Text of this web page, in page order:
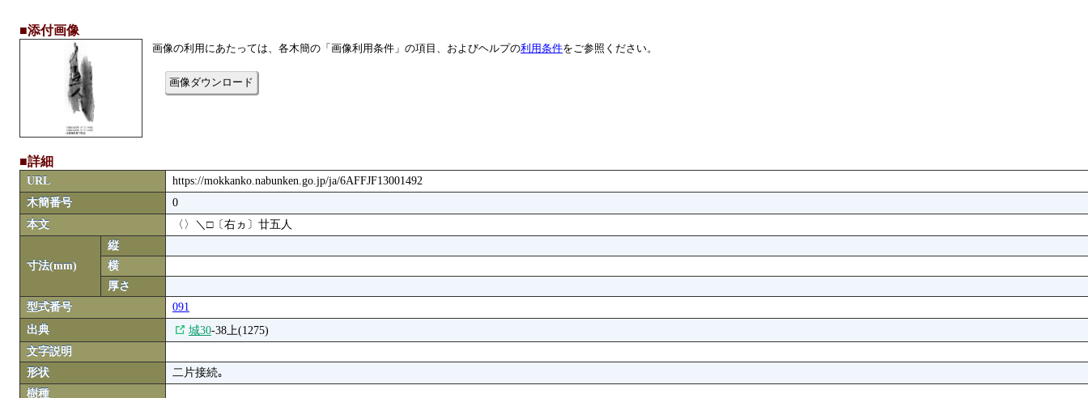
■添付画像
画像の利用にあたっては、各木簡の「画像利用条件」の項目、およびヘルプの利用条件をご参照ください。
画像ダウンロード
■詳細
URL
https://mokkanko.nabunken.go.jp/ja/6AFFJF13001492
木簡番号
0
本文
〈〉＼□〔右ヵ〕廿五人
寸法(mm)
縦
横
厚さ
型式番号
091
出典
城30-38上(1275)
文字説明
形状
二片接続｡
樹種